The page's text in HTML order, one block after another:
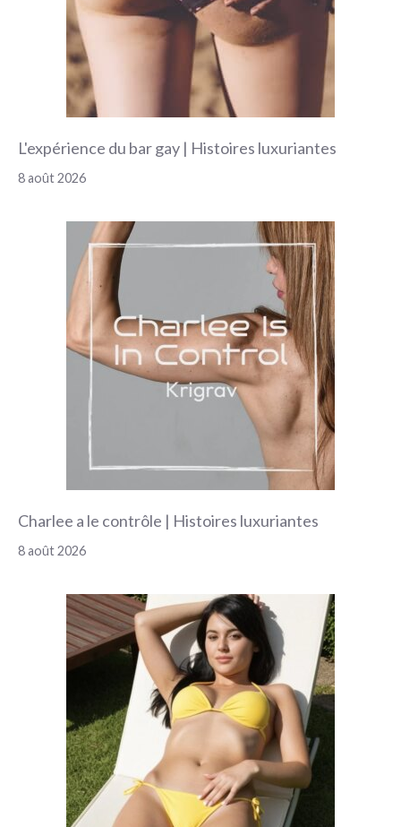
L'expérience du bar gay | Histoires luxuriantes
8 août 2026
Charlee a le contrôle | Histoires luxuriantes
8 août 2026